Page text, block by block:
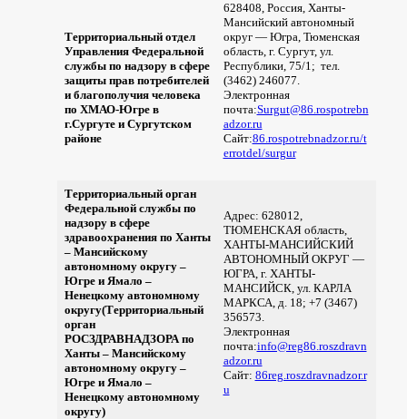
Территориальный отдел
Управления Федеральной
службы по надзору в сфере
защиты прав потребителей
и благополучия человека
по ХМАО-Югре в
г.Сургуте и Сургутском
районе
628408, Россия, Ханты-
Мансийский автономный
округ — Югра, Тюменская
область, г. Сургут, ул.
Республики, 75/1; тел.
(3462) 246077.
Электронная
почта:Surgut@86.rospotrebn
adzor.ru
Сайт:86.rospotrebnadzor.ru/t
errotdel/surgur
Территориальный орган
Федеральной службы по
надзору в сфере
здравоохранения по Ханты
– Мансийскому
автономному округу –
Югре и Ямало –
Ненецкому автономному
округу(Территориальный
орган
РОСЗДРАВНАДЗОРА по
Ханты – Мансийскому
автономному округу –
Югре и Ямало –
Ненецкому автономному
округу)
Адрес: 628012,
ТЮМЕНСКАЯ область,
ХАНТЫ-МАНСИЙСКИЙ
АВТОНОМНЫЙ ОКРУГ —
ЮГРА, г. ХАНТЫ-
МАНСИЙСК, ул. КАРЛА
МАРКСА, д. 18; +7 (3467)
356573.
Электронная
почта:info@reg86.roszdravn
adzor.ru
Сайт: 86reg.roszdravnadzor.r
u